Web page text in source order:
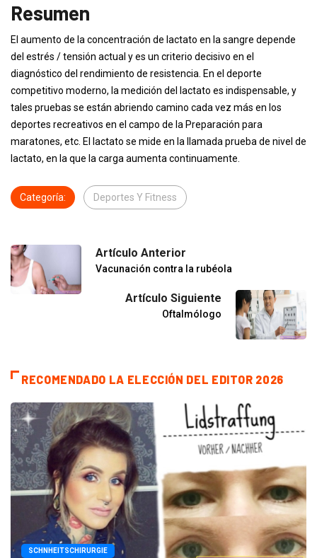
Resumen
El aumento de la concentración de lactato en la sangre depende
del estrés / tensión actual y es un criterio decisivo en el
diagnóstico del rendimiento de resistencia. En el deporte
competitivo moderno, la medición del lactato es indispensable, y
tales pruebas se están abriendo camino cada vez más en los
deportes recreativos en el campo de la Preparación para
maratones, etc. El lactato se mide en la llamada prueba de nivel de
lactato, en la que la carga aumenta continuamente.
Categoría: Deportes Y Fitness
Artículo Anterior
Vacunación contra la rubéola
Artículo Siguiente
Oftalmólogo
RECOMENDADO LA ELECCIÓN DEL EDITOR 2026
SCHNHEITSCHIRURGIE